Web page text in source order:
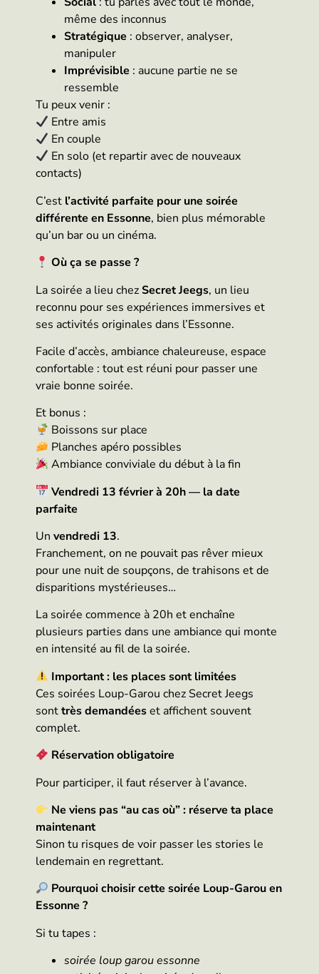
même des inconnus
Stratégique : observer, analyser,
manipuler
Imprévisible : aucune partie ne se
ressemble
Tu peux venir :
Entre amis
En couple
En solo (et repartir avec de nouveaux
contacts)
C’est l’activité parfaite pour une soirée
différente en Essonne, bien plus mémorable
qu’un bar ou un cinéma.
Où ça se passe ?
La soirée a lieu chezSecret Jeegs, un lieu
reconnu pour ses expériences immersives et
ses activités originales dans l’Essonne.
Facile d’accès, ambiance chaleureuse, espace
confortable : tout est réuni pour passer une
vraie bonne soirée.
Et bonus :
Boissons sur place
Planches apéro possibles
Ambiance conviviale du début à la fin
Vendredi 13 février à 20h — la date
parfaite
Un vendredi 13.
Franchement, on ne pouvait pas rêver mieux
pour une nuit de soupçons, de trahisons et de
disparitions mystérieuses…
La soirée commence à 20h et enchaîne
plusieurs parties dans une ambiance qui monte
en intensité au fil de la soirée.
Important : les places sont limitées
Ces soirées Loup-Garou chez Secret Jeegs
sonttrès demandéeset affichent souvent
complet.
Réservation obligatoire
Pour participer, il faut réserver à l’avance.
Ne viens pas “au cas où” : réserve ta place
maintenant
Sinon tu risques de voir passer les stories le
lendemain en regrettant.
Pourquoi choisir cette soirée Loup-Garou en
Essonne ?
Si tu tapes :
soirée loup garou essonne